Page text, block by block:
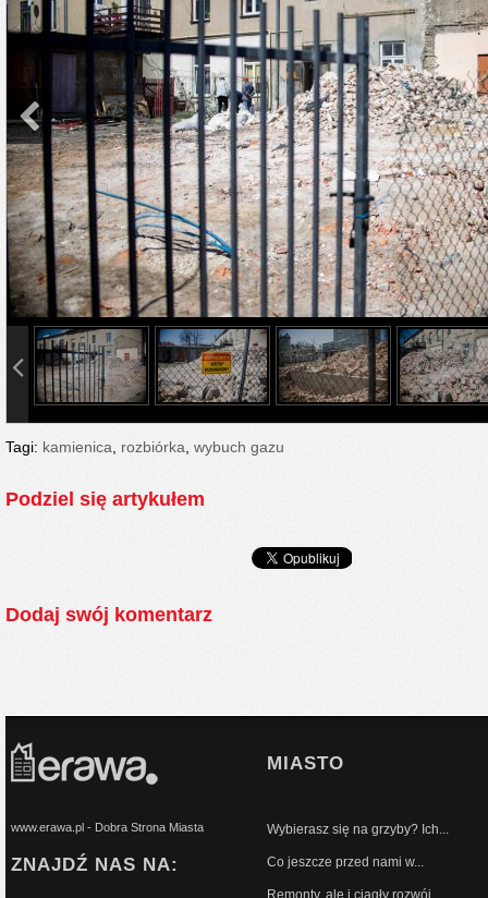
info heading
info content
Tagi: kamienica rozbiórka wybuch gazu
Podziel się artykułem
Dodaj swój komentarz
www.erawa.pl - Dobra Strona Miasta
ZNAJDŹ NAS NA:
MIASTO
Wybierasz się na grzyby? Ich...
Co jeszcze przed nami w...
Remonty, ale i ciągły rozwój...